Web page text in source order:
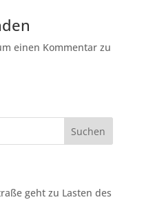
einen Kommentar zu
geht zu Lasten des